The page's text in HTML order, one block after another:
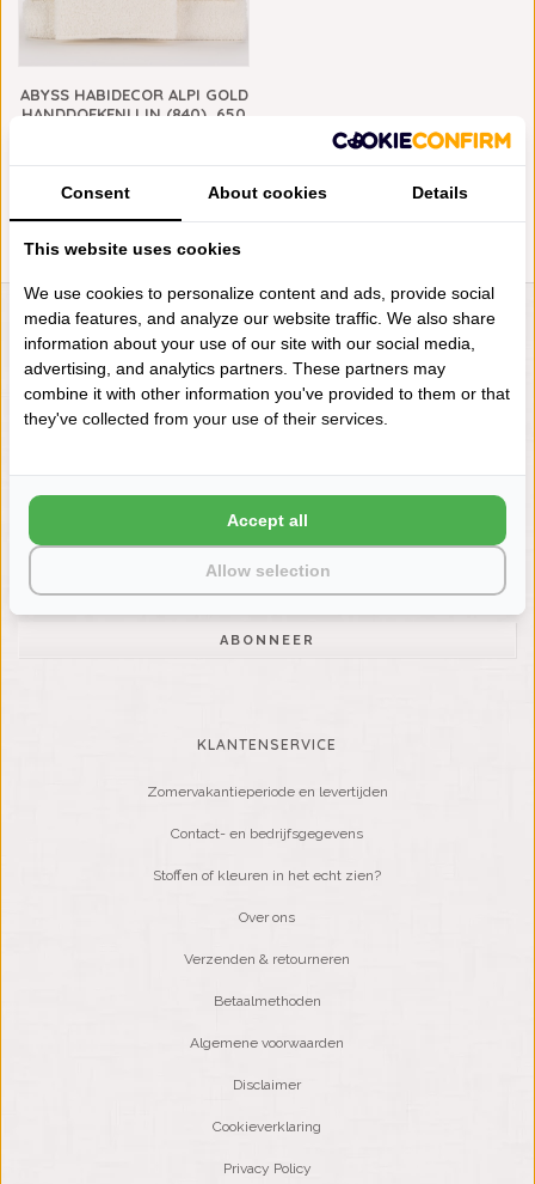
ABYSS HABIDECOR ALPI GOLD
HANDDOEKENLIJN (840), 650
LIENSLINNENWINKEL.NL
VRAGEN? BEL DAN
+31 (0) 575 511817
NIEUWSBRIEF
Wilt u op de hoogte blijven?
ABONNEER
KLANTENSERVICE
Zomervakantieperiode en levertijden
Contact- en bedrijfsgegevens
Stoffen of kleuren in het echt zien?
Over ons
Verzenden & retourneren
Betaalmethoden
Algemene voorwaarden
Disclaimer
Cookieverklaring
Privacy Policy
Consent About cookies Details
This website uses cookies
We use cookies to personalize content and ads, provide social
media features, and analyze our website traffic. We also share
information about your use of our site with our social media,
advertising, and analytics partners. These partners may
combine it with other information you've provided to them or that
they've collected from your use of their services.
Allow selection
Accept all